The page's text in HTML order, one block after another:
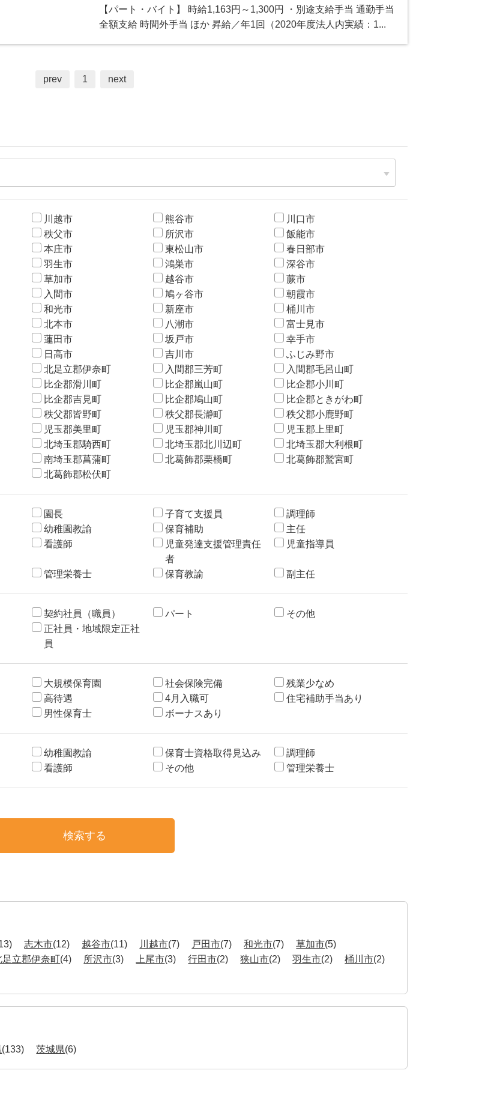
【パート・バイト】 時給1,163円～1,300円 ・別途支給手当 通勤手当
全額支給 時間外手当 ほか 昇給／年1回（2020年度法人内実績：1...
prev 1 next
川越市 熊谷市
川口市
秩父市 所沢市
飯能市
本庄市 東松山市
春日部市
羽生市 鴻巣市
深谷市
草加市 越谷市
蕨市
入間市 鳩ヶ谷市
朝霞市
和光市 新座市
桶川市
北本市 八潮市
富士見市
蓮田市 坂戸市
幸手市
日高市 吉川市
ふじみ野市
北足立郡伊奈町 入間郡三芳町
入間郡毛呂山町
比企郡滑川町 比企郡嵐山町
比企郡小川町
比企郡吉見町 比企郡鳩山町
比企郡ときがわ町
秩父郡皆野町 秩父郡長瀞町
秩父郡小鹿野町
児玉郡美里町 児玉郡神川町
児玉郡上里町
北埼玉郡騎西町 北埼玉郡北川辺町
北埼玉郡大利根町
南埼玉郡菖蒲町 北葛飾郡栗橋町
北葛飾郡鷲宮町
北葛飾郡松伏町
園長 子育て支援員
調理師
幼稚園教諭 保育補助
主任
看護師
児童発達支援管理責任
者
児童指導員
管理栄養士 保育教諭 副主任
契約社員（職員） パート
その他
正社員・地域限定正社
員
大規模保育園 社会保険完備
残業少なめ
高待遇 4月入職可
住宅補助手当あり
男性保育士 ボーナスあり
幼稚園教諭 保育士資格取得見込み
調理師
看護師 その他 管理栄養士
志木市(12) 越谷市(11) 川越市(7) 戸田市(7) 和光市(7) 草加市(5)
足立郡伊奈町(4) 所沢市(3) 上尾市(3) 行田市(2) 狭山市(2) 羽生市(2) 桶川市(2)
(133) 茨城県(6)